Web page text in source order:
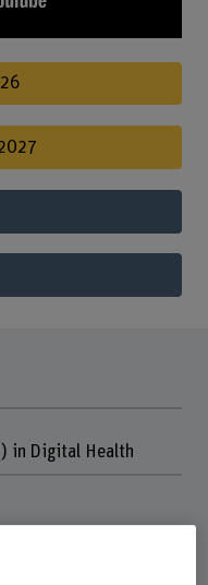
in Digital Health